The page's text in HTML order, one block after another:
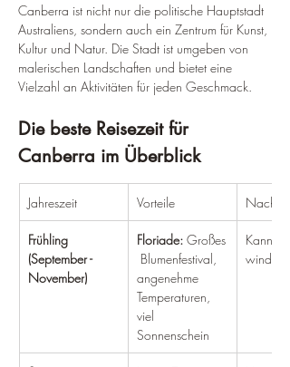
Canberra ist nicht nur die politische Hauptstadt
Australiens, sondern auch ein Zentrum für Kunst,
Kultur und Natur. Die Stadt ist umgeben von
malerischen Landschaften und bietet eine
Vielzahl an Aktivitäten für jeden Geschmack.
Die beste Reisezeit für
Canberra im Überblick
Jahreszeit Vorteile Nachteile
Frühling
(September -
November)
Floriade: Großes
Blumenfestival,
angenehme
Temperaturen,
viel
Sonnenschein
Kann
windig